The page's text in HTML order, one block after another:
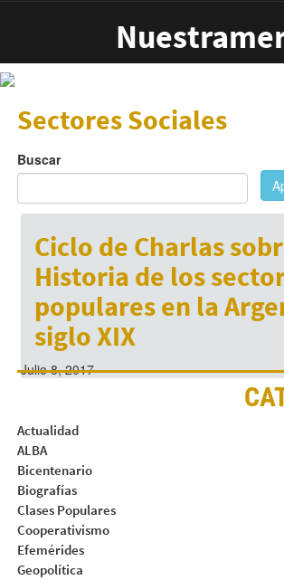
Sectores Sociales
Buscar
Ciclo de Charlas
Historia de los
populares en la
siglo XIX
Julio 8, 2017
Actualidad
ALBA
Bicentenario
Biografías
Clases Populares
Cooperativismo
Efemérides
Geopolítica